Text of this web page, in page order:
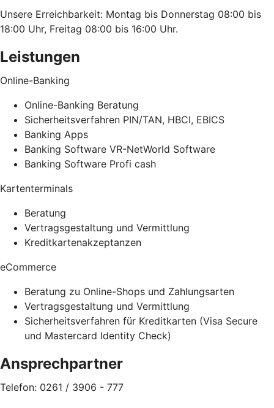
Unsere Erreichbarkeit: Montag bis Donnerstag 08:00 bis
18:00 Uhr, Freitag 08:00 bis 16:00 Uhr.
Leistungen
Online-Banking
Online-Banking Beratung
Sicherheitsverfahren PIN/TAN, HBCI, EBICS
Banking Apps
Banking Software VR-NetWorld Software
Banking Software Profi cash
Kartenterminals
Beratung
Vertragsgestaltung und Vermittlung
Kreditkartenakzeptanzen
eCommerce
Beratung zu Online-Shops und Zahlungsarten
Vertragsgestaltung und Vermittlung
Sicherheitsverfahren für Kreditkarten (Visa Secure
und Mastercard Identity Check)
Ansprechpartner
Telefon: 0261 / 3906 - 777